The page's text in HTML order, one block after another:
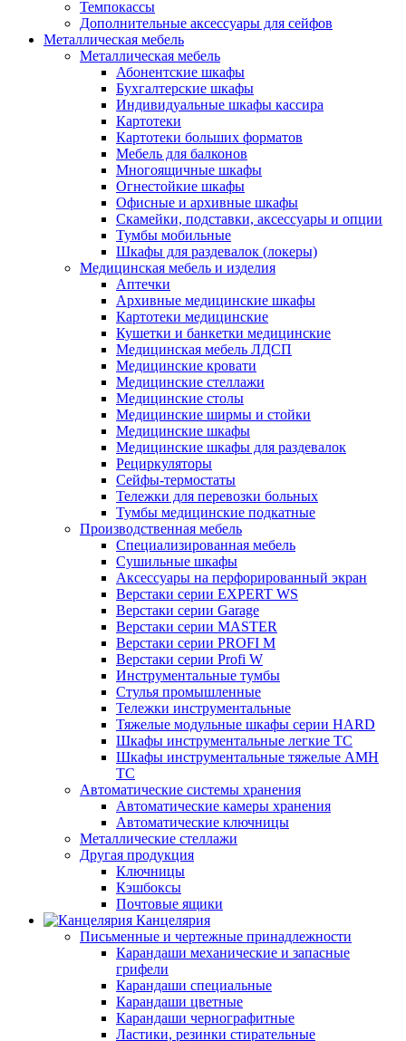
Темпокассы
Дополнительные аксессуары для сейфов
Металлическая мебель
Металлическая мебель
Абонентские шкафы
Бухгалтерские шкафы
Индивидуальные шкафы кассира
Картотеки
Картотеки больших форматов
Мебель для балконов
Многоящичные шкафы
Огнестойкие шкафы
Офисные и архивные шкафы
Скамейки, подставки, аксессуары и опции
Тумбы мобильные
Шкафы для раздевалок (локеры)
Медицинская мебель и изделия
Аптечки
Архивные медицинские шкафы
Картотеки медицинские
Кушетки и банкетки медицинские
Медицинская мебель ЛДСП
Медицинские кровати
Медицинские стеллажи
Медицинские столы
Медицинские ширмы и стойки
Медицинские шкафы
Медицинские шкафы для раздевалок
Рециркуляторы
Сейфы-термостаты
Тележки для перевозки больных
Тумбы медицинские подкатные
Производственная мебель
Cпециализированная мебель
Cушильные шкафы
Аксессуары на перфорированный экран
Верстаки серии EXPERT WS
Верстаки серии Garage
Верстаки серии MASTER
Верстаки серии PROFI M
Верстаки серии Profi W
Инструментальные тумбы
Стулья промышленные
Тележки инструментальные
Тяжелые модульные шкафы серии HARD
Шкафы инструментальные легкие ТС
Шкафы инструментальные тяжелые AMH
TC
Автоматические системы хранения
Автоматические камеры хранения
Автоматические ключницы
Металлические стеллажи
Другая продукция
Ключницы
Кэшбоксы
Почтовые ящики
Канцелярия
Письменные и чертежные принадлежности
Карандаши механические и запасные
грифели
Карандаши специальные
Карандаши цветные
Карандаши чернографитные
Ластики, резинки стирательные